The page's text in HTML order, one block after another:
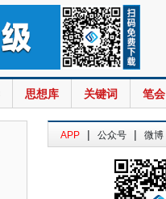
思想库 关键词 笔会
APP | 公众号 | 微博